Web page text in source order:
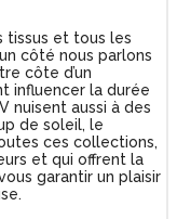
tissus et tous les
côté nous parlons
côte d’un
influencer la durée
nuisent aussi à des
de soleil, le
ces collections,
et qui offrent la
garantir un plaisir